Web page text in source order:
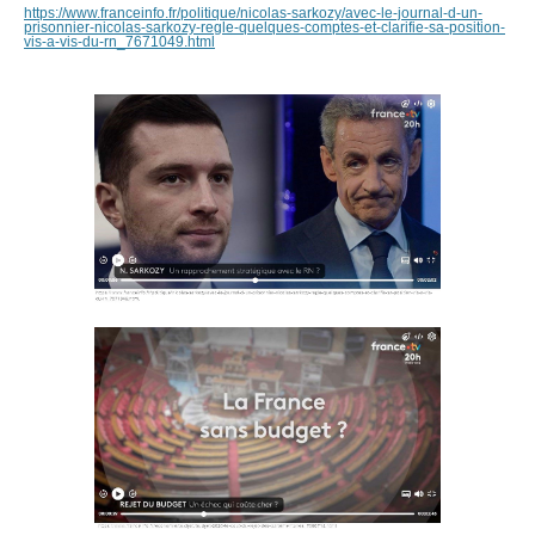
https://www.franceinfo.fr/politique/nicolas-sarkozy/avec-le-journal-d-un-
prisonnier-nicolas-sarkozy-regle-quelques-comptes-et-clarifie-sa-position-
vis-a-vis-du-rn_7671049.html